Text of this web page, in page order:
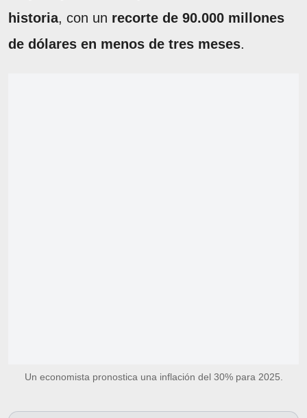
historia, con un recorte de 90.000 millones
de dólares en menos de tres meses.
Un economista pronostica una inflación del 30% para 2025.